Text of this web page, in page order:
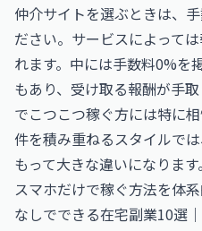
仲介サイトを選ぶときは、
ださい。サービスによって
れます。中には手数料0%を
もあり、受け取る報酬が手
でこつこつ稼ぐ方には特に
件を積み重ねるスタイルで
もって大きな違いになります。
スマホだけで稼ぐ方法を体系
なしでできる在宅副業10選